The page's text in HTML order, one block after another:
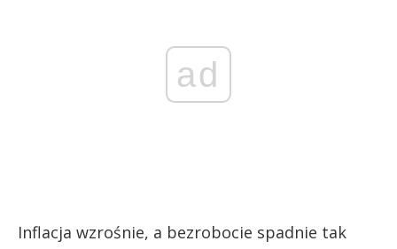
ad
Inflacja wzrośnie, a bezrobocie spadnie tak